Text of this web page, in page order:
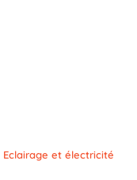
Eclairage et électricité